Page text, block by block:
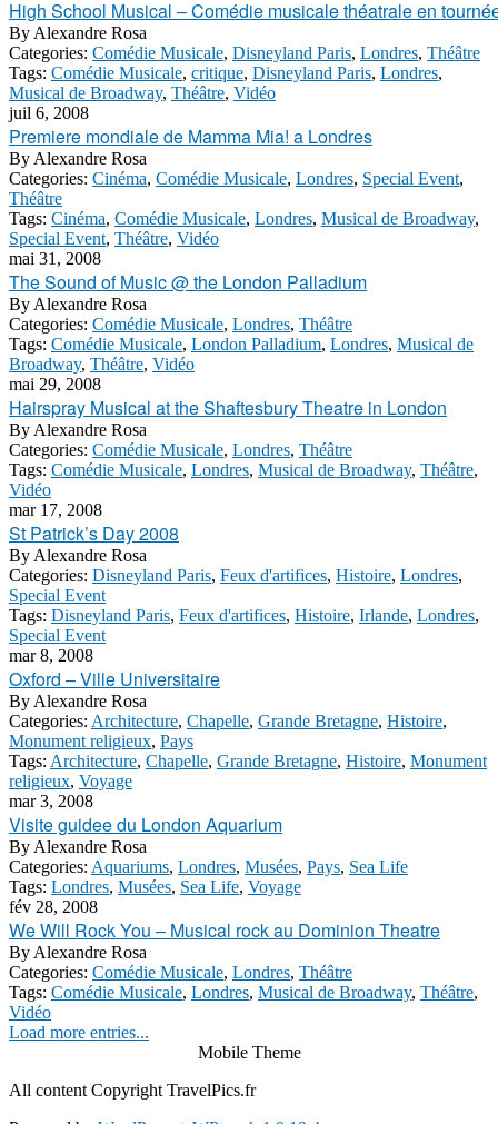
High School Musical – Comédie musicale théatrale en
By Alexandre Rosa
Categories: Comédie Musicale, Disneyland Paris, Londres, Théâtre
Tags: Comédie Musicale, critique, Disneyland Paris, Londres,
Musical de Broadway, Théâtre, Vidéo
juil 6, 2008
Premiere mondiale de Mamma Mia! a Londres
By Alexandre Rosa
Categories: Cinéma, Comédie Musicale, Londres, Special Event,
Théâtre
Tags: Cinéma, Comédie Musicale, Londres, Musical de Broadway,
Special Event, Théâtre, Vidéo
mai 31, 2008
The Sound of Music @ the London Palladium
By Alexandre Rosa
Categories: Comédie Musicale, Londres, Théâtre
Tags: Comédie Musicale, London Palladium, Londres, Musical de
Broadway, Théâtre, Vidéo
mai 29, 2008
Hairspray Musical at the Shaftesbury Theatre in London
By Alexandre Rosa
Categories: Comédie Musicale, Londres, Théâtre
Tags: Comédie Musicale, Londres, Musical de Broadway, Théâtre,
Vidéo
mar 17, 2008
St Patrick’s Day 2008
By Alexandre Rosa
Categories: Disneyland Paris, Feux d'artifices, Histoire, Londres,
Special Event
Tags: Disneyland Paris, Feux d'artifices, Histoire, Irlande, Londres,
Special Event
mar 8, 2008
Oxford – Ville Universitaire
By Alexandre Rosa
Categories: Architecture, Chapelle, Grande Bretagne, Histoire,
Monument religieux, Pays
Tags: Architecture, Chapelle, Grande Bretagne, Histoire, Monument
religieux, Voyage
mar 3, 2008
Visite guidee du London Aquarium
By Alexandre Rosa
Categories: Aquariums, Londres, Musées, Pays, Sea Life
Tags: Londres, Musées, Sea Life, Voyage
fév 28, 2008
We Will Rock You – Musical rock au Dominion Theatre
By Alexandre Rosa
Categories: Comédie Musicale, Londres, Théâtre
Tags: Comédie Musicale, Londres, Musical de Broadway, Théâtre,
Vidéo
Load more entries...
Mobile Theme
All content Copyright TravelPics.fr